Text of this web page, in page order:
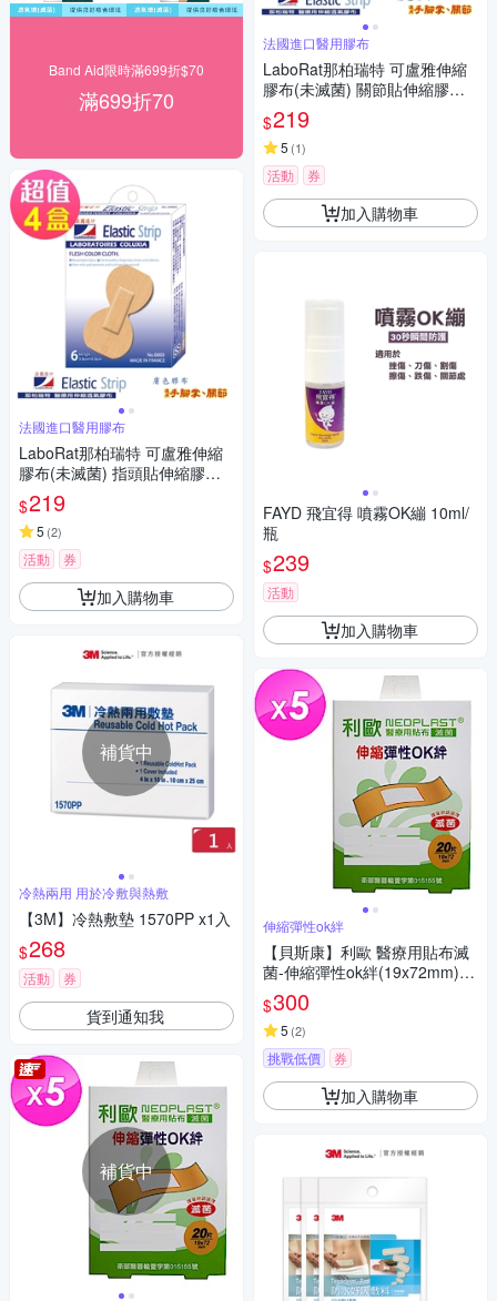
Band Aid限時滿699折$70
滿699折70
法國進口醫用膠布
LaboRat那柏瑞特 可盧雅伸縮
膠布(未滅菌) 指頭貼伸縮膠布6
片(3.8x6.8cm)(4盒組)
$219
5 (2)
活動 券
加入購物車
補貨中
冷熱兩用 用於冷敷與熱敷
【3M】冷熱敷墊 1570PP x1入
$268
活動 券
貨到通知我
補貨中
法國進口醫用膠布
LaboRat那柏瑞特 可盧雅伸縮
膠布(未滅菌) 關節貼伸縮膠布6
片(3.8x7.5cm)(4盒組)
$219
5 (1)
活動 券
加入購物車
FAYD 飛宜得 噴霧OK繃 10ml/
瓶
$239
活動
加入購物車
伸縮彈性ok絆
【貝斯康】利歐 醫療用貼布滅
菌-伸縮彈性ok絆(19x72mm)20
片x5盒
$300
5 (2)
挑戰低價 券
加入購物車